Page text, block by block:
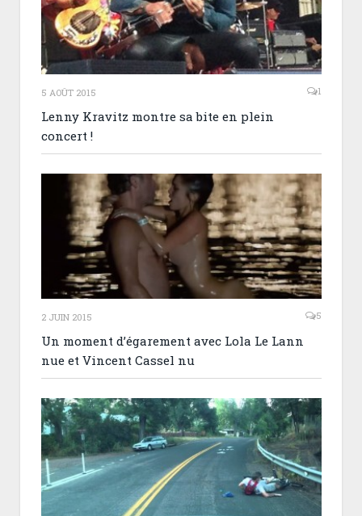
5 AOÛT 2015 1
Lenny Kravitz montre sa bite en plein
concert !
2 JUIN 2015 5
Un moment d’égarement avec Lola Le Lann
nue et Vincent Cassel nu